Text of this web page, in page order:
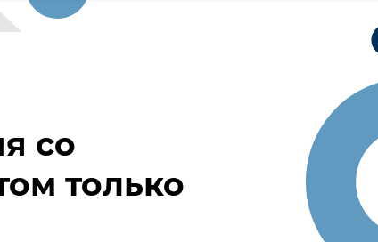
со
только